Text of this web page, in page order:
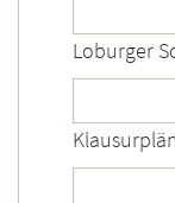
Loburger